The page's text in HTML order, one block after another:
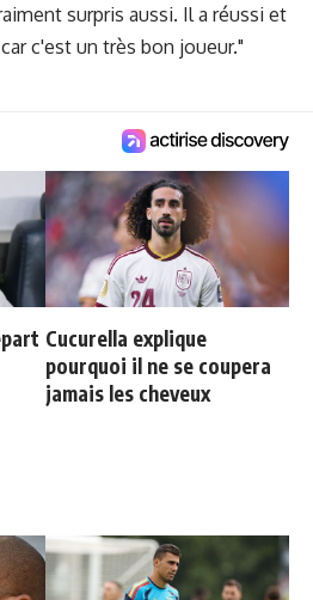
surpris aussi. Il a réussi et
c'est un très bon joueur."
Cucurella explique
pourquoi il ne se coupera
jamais les cheveux